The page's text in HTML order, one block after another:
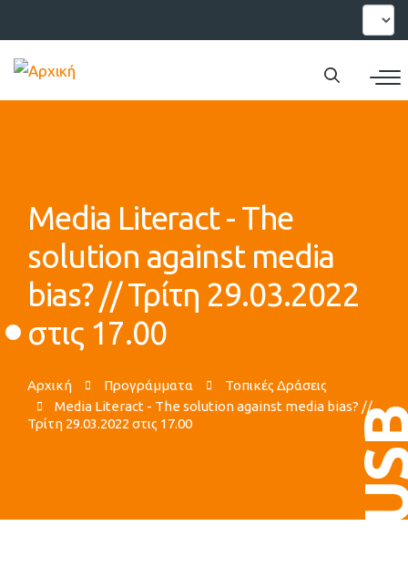
προς
το
Select
Media Literact - The
solution against media
bias? // Τρίτη 29.03.2022
στις 17.00
Αρχική Προγράμματα
Τοπικές Δράσεις
Media Literact - The solution against media bias? //
Τρίτη 29.03.2022 στις 17.00